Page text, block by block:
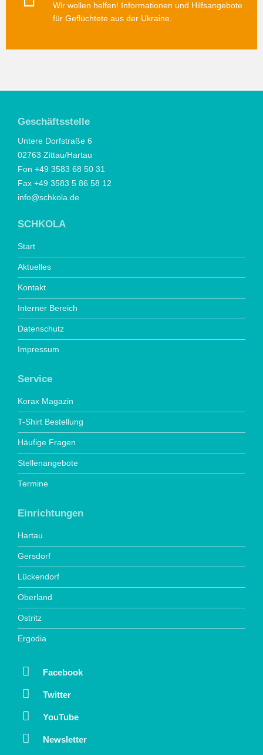
Wir wollen helfen! Informationen und Hilfsangebote
für Geflüchtete aus der Ukraine.
Geschäftsstelle
Untere Dorfstraße 6
02763 Zittau/Hartau
Fon +49 3583 68 50 31
Fax +49 3583 5 86 58 12
info@schkola.de
SCHKOLA
Start
Aktuelles
Kontakt
Interner Bereich
Datenschutz
Impressum
Service
Korax Magazin
T-Shirt Bestellung
Häufige Fragen
Stellenangebote
Termine
Einrichtungen
Hartau
Gersdorf
Lückendorf
Oberland
Ostritz
Ergodia
Facebook
Twitter
YouTube
Newsletter